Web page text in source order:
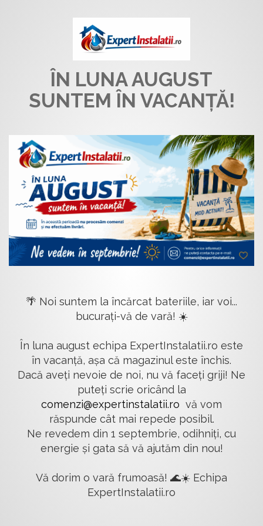
ÎN LUNA AUGUST
SUNTEM ÎN VACANȚĂ!
🌴 Noi suntem la încărcat bateriile, iar voi...
bucurați-vă de vară! ☀️
În luna august echipa ExpertInstalatii.ro este
în vacanță, așa că magazinul este închis.
Dacă aveți nevoie de noi, nu vă faceți griji! Ne
puteți scrie oricând la
comenzi@expertinstalatii.ro vă vom
răspunde cât mai repede posibil.
Ne revedem din 1 septembrie, odihniți, cu
energie și gata să vă ajutăm din nou!
Vă dorim o vară frumoasă! 🌊☀️ Echipa
ExpertInstalatii.ro